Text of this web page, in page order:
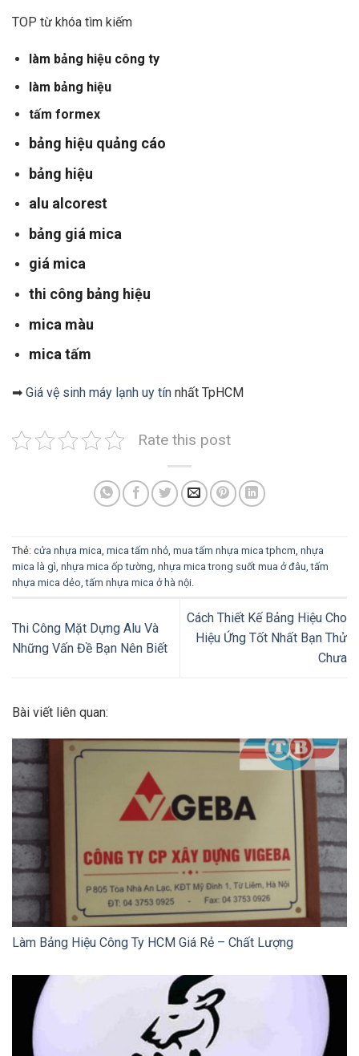
TOP từ khóa tìm kiếm
làm bảng hiệu công ty
làm bảng hiệu
tấm formex
bảng hiệu quảng cáo
bảng hiệu
alu alcorest
bảng giá mica
giá mica
thi công bảng hiệu
mica màu
mica tấm
➡ Giá vệ sinh máy lạnh uy tín nhất TpHCM
Rate this post
Thẻ: cửa nhựa mica mica tấm nhỏ mua tấm nhựa mica tphcm nhựa
mica là gì nhựa mica ốp tường nhựa mica trong suốt mua ở đâu ,tấm
nhựa mica dẻo ,tấm nhựa mica ở hà nội
Thi Công Mặt Dựng Alu Và
Những Vấn Đề Bạn Nên Biết
Cách Thiết Kế Bảng Hiệu Cho
Hiệu Ứng Tốt Nhất Bạn Thử
Chưa
Bài viết liên quan:
Làm Bảng Hiệu Công Ty HCM Giá Rẻ – Chất Lượng